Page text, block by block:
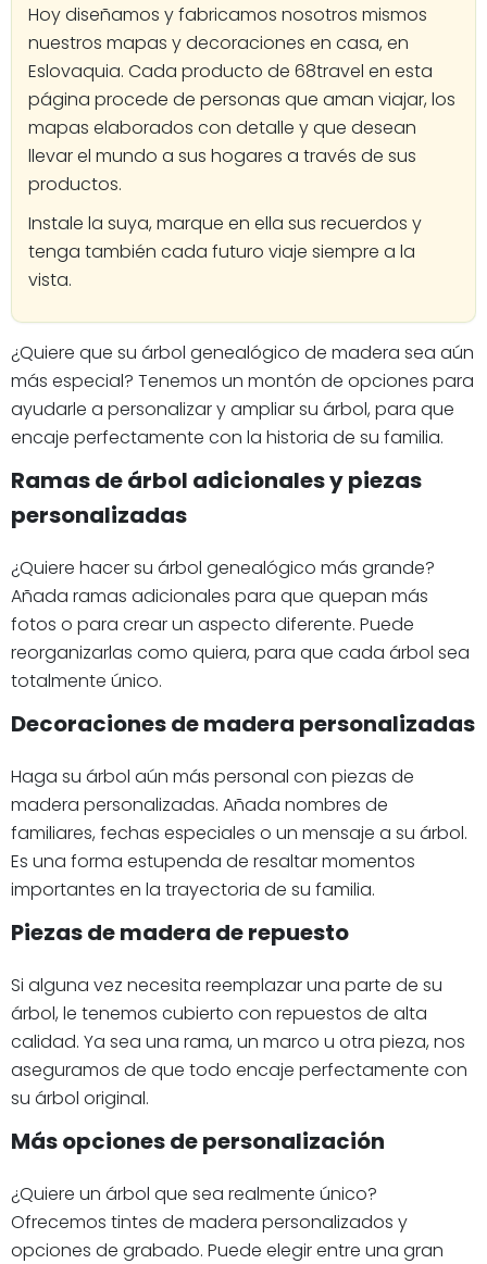
Hoy diseñamos y fabricamos nosotros mismos
nuestros mapas y decoraciones en casa, en
Eslovaquia. Cada producto de 68travel en esta
página procede de personas que aman viajar, los
mapas elaborados con detalle y que desean
llevar el mundo a sus hogares a través de sus
productos.
Instale la suya, marque en ella sus recuerdos y
tenga también cada futuro viaje siempre a la
vista.
¿Quiere que su árbol genealógico de madera sea aún
más especial? Tenemos un montón de opciones para
ayudarle a personalizar y ampliar su árbol, para que
encaje perfectamente con la historia de su familia.
Ramas de árbol adicionales y piezas
personalizadas
¿Quiere hacer su árbol genealógico más grande?
Añada ramas adicionales para que quepan más
fotos o para crear un aspecto diferente. Puede
reorganizarlas como quiera, para que cada árbol sea
totalmente único.
Decoraciones de madera personalizadas
Haga su árbol aún más personal con piezas de
madera personalizadas. Añada nombres de
familiares, fechas especiales o un mensaje a su árbol.
Es una forma estupenda de resaltar momentos
importantes en la trayectoria de su familia.
Piezas de madera de repuesto
Si alguna vez necesita reemplazar una parte de su
árbol, le tenemos cubierto con repuestos de alta
calidad. Ya sea una rama, un marco u otra pieza, nos
aseguramos de que todo encaje perfectamente con
su árbol original.
Más opciones de personalización
¿Quiere un árbol que sea realmente único?
Ofrecemos tintes de madera personalizados y
opciones de grabado. Puede elegir entre una gran